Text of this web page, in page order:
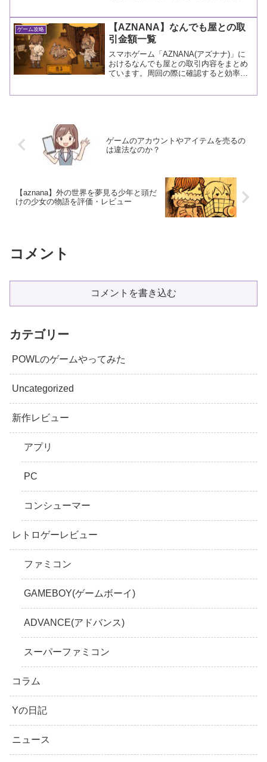
ゲーム攻略
【AZNANA】なんでも屋との取
引金額一覧
スマホゲーム「AZNANA(アズナナ)」に
おけるなんでも屋との取引内容をまとめ
ています。周回の際に確認すると効率が
ゲームのアカウントやアイテムを売るの
は違法なのか？
【aznana】外の世界を夢見る少年と頭だ
けの少女の物語を評価・レビュー
コメント
コメントを書き込む
カテゴリー
POWLのゲームやってみた
Uncategorized
新作レビュー
アプリ
PC
コンシューマー
レトロゲーレビュー
ファミコン
GAMEBOY(ゲームボーイ)
ADVANCE(アドバンス)
スーパーファミコン
コラム
Yの日記
ニュース